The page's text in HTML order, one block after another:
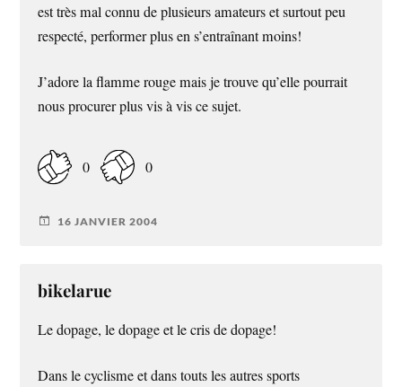
est très mal connu de plusieurs amateurs et surtout peu
respecté, performer plus en s’entraînant moins!
J’adore la flamme rouge mais je trouve qu’elle pourrait
nous procurer plus vis à vis ce sujet.
0 0
16 JANVIER 2004
bikelarue
Le dopage, le dopage et le cris de dopage!
Dans le cyclisme et dans touts les autres sports